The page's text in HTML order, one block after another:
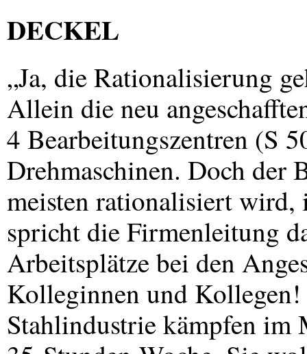
DECKEL
„Ja, die Rationalisierung
Allein die neu
4 Bearbeitungszentren (S
Drehmaschinen. Doch der
meisten rationalisiert wird,
spricht die Firmenleitung
Arbeitsplätze bei den
Kolleginnen und
Stahlindustrie kämpfen im